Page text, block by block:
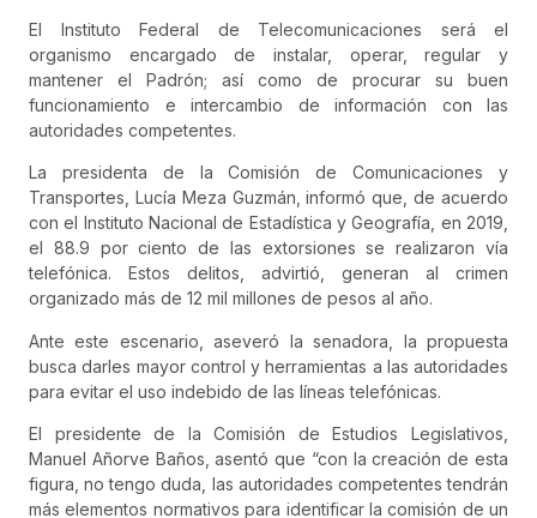
El Instituto Federal de Telecomunicaciones será el
organismo encargado de instalar, operar, regular y
mantener el Padrón; así como de procurar su buen
funcionamiento e intercambio de información con las
autoridades competentes.
La presidenta de la Comisión de Comunicaciones y
Transportes, Lucía Meza Guzmán, informó que, de acuerdo
con el Instituto Nacional de Estadística y Geografía, en 2019,
el 88.9 por ciento de las extorsiones se realizaron vía
telefónica. Estos delitos, advirtió, generan al crimen
organizado más de 12 mil millones de pesos al año.
Ante este escenario, aseveró la senadora, la propuesta
busca darles mayor control y herramientas a las autoridades
para evitar el uso indebido de las líneas telefónicas.
El presidente de la Comisión de Estudios Legislativos,
Manuel Añorve Baños, asentó que “con la creación de esta
figura, no tengo duda, las autoridades competentes tendrán
más elementos normativos para identificar la comisión de un